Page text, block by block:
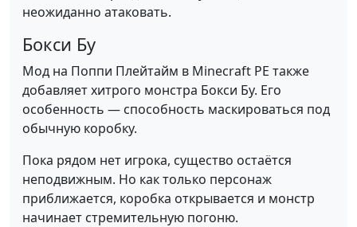
неожиданно атаковать.
Бокси Бу
Мод на Поппи Плейтайм в Minecraft PE также
добавляет хитрого монстра Бокси Бу. Его
особенность — способность маскироваться под
обычную коробку.
Пока рядом нет игрока, существо остаётся
неподвижным. Но как только персонаж
приближается, коробка открывается и монстр
начинает стремительную погоню.